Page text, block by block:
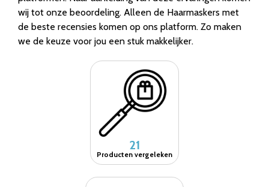
wij tot onze beoordeling. Alleen de Haarmaskers met
de beste recensies komen op ons platform. Zo maken
we de keuze voor jou een stuk makkelijker.
21
Producten vergeleken